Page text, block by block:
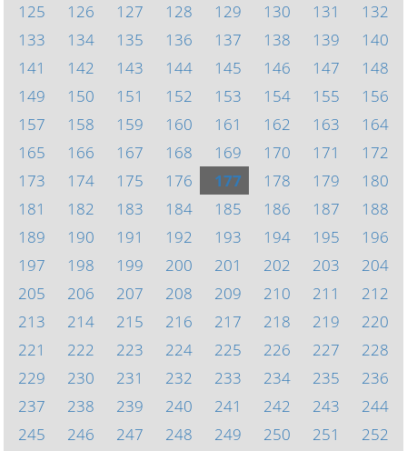
125
126 127 128 129 130 131
132
133
134 135 136 137 138 139
140
141
142 143 144 145 146 147
148
149
150 151 152 153 154 155
156
157
158 159 160 161 162 163
164
165
166 167 168 169 170 171
172
173
174 175 176 177 178 179
180
181
182 183 184 185 186 187
188
189
190 191 192 193 194 195
196
197
198 199 200 201 202 203
204
205
206 207 208 209 210 211
212
213
214 215 216 217 218 219
220
221
222 223 224 225 226 227
228
229
230 231 232 233 234 235
236
237
238 239 240 241 242 243
244
245
246 247 248 249 250 251
252